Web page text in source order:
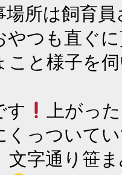
場所は飼育
やつも直ぐ
こと様子を
す
上がっ
くっついて
文字通り笹